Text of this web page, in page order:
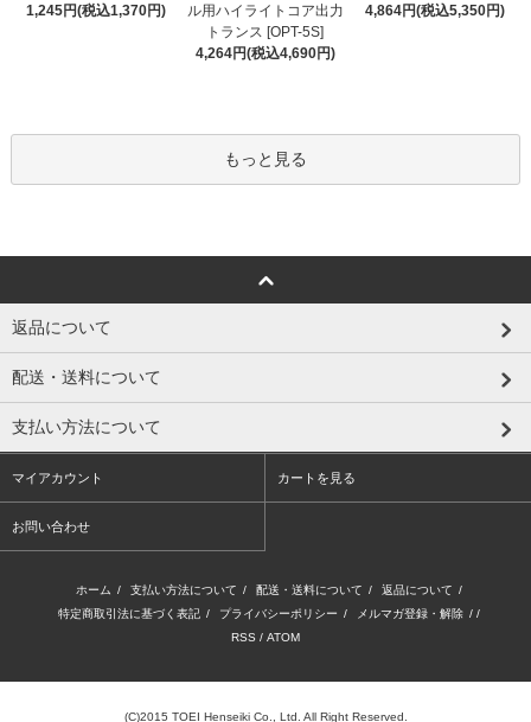
1,245円(税込1,370円)
ル用ハイライトコア出力
トランス [OPT-5S]
4,264円(税込4,690円)
4,864円(税込5,350円)
もっと見る
返品について
配送・送料について
支払い方法について
マイアカウント カートを見る
お問い合わせ
ホーム / 支払い方法について / 配送・送料について / 返品について /
特定商取引法に基づく表記 / プライバシーポリシー / メルマガ登録・解除 / /
RSS / ATOM
(C)2015 TOEI Henseiki Co., Ltd. All Right Reserved.